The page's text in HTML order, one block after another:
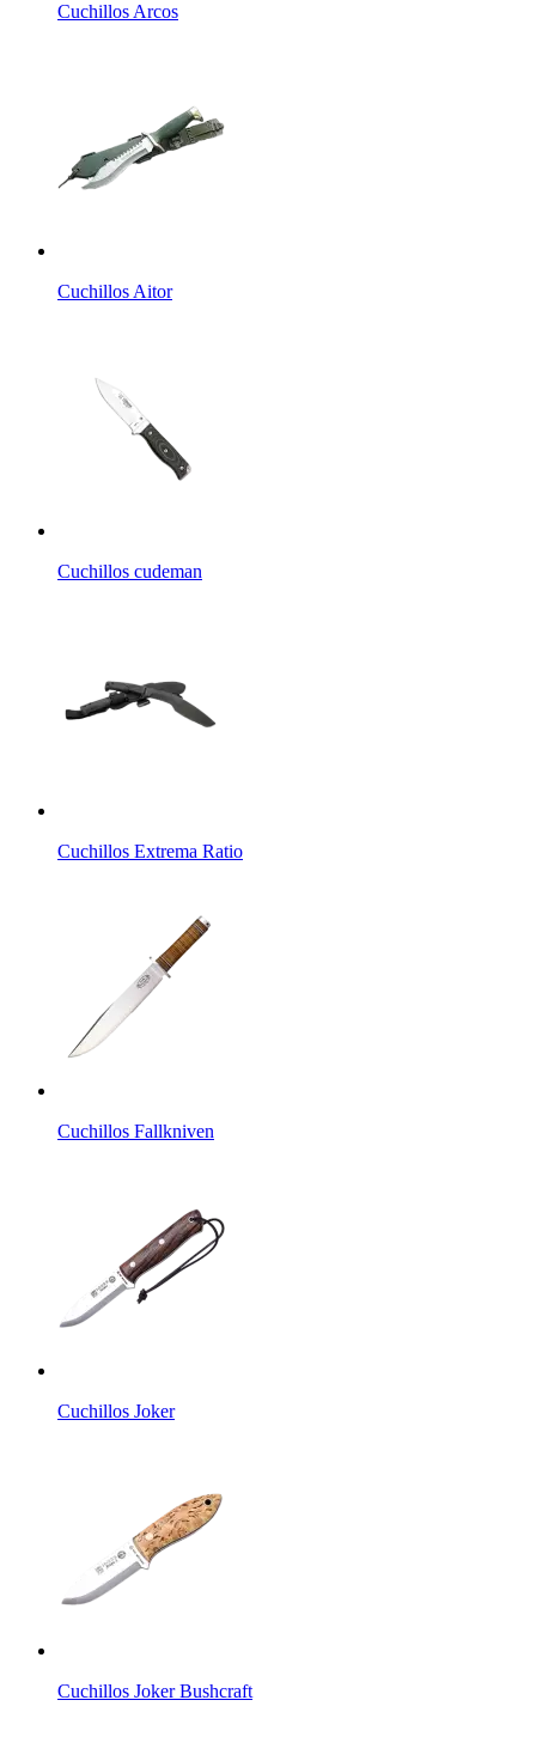
Cuchillos Arcos
Cuchillos Aitor
Cuchillos cudeman
Cuchillos Extrema Ratio
Cuchillos Fallkniven
Cuchillos Joker
Cuchillos Joker Bushcraft